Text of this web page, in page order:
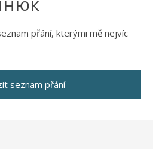
přání, kterými mě nejvíc
seznam přání